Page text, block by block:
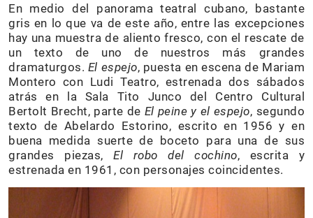
En medio del panorama teatral cubano, bastante
gris en lo que va de este año, entre las excepciones
hay una muestra de aliento fresco, con el rescate de
un texto de uno de nuestros más grandes
dramaturgos. El espejo, puesta en escena de Mariam
Montero con Ludi Teatro, estrenada dos sábados
atrás en la Sala Tito Junco del Centro Cultural
Bertolt Brecht, parte de El peine y el espejo, segundo
texto de Abelardo Estorino, escrito en 1956 y en
buena medida suerte de boceto para una de sus
grandes piezas, El robo del cochino, escrita y
estrenada en 1961, con personajes coincidentes.